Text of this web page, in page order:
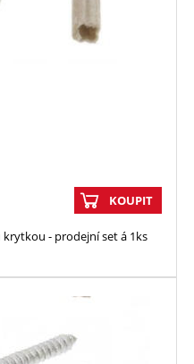
KOUPIT
- prodejní set á 1ks